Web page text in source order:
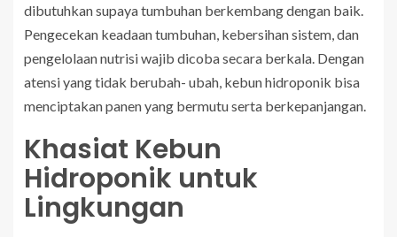
dibutuhkan supaya tumbuhan berkembang dengan baik.
Pengecekan keadaan tumbuhan, kebersihan sistem, dan
pengelolaan nutrisi wajib dicoba secara berkala. Dengan
atensi yang tidak berubah- ubah, kebun hidroponik bisa
menciptakan panen yang bermutu serta berkepanjangan.
Khasiat Kebun
Hidroponik untuk
Lingkungan